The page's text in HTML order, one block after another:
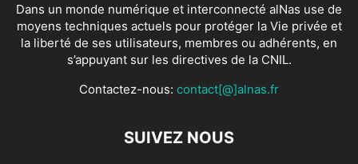
Dans un monde numérique et interconnecté alNas use de
moyens techniques actuels pour protéger la Vie privée et
la liberté de ses utilisateurs, membres ou adhérents, en
s’appuyant sur les directives de la CNIL.
Contactez-nous: contact[@]alnas.fr
SUIVEZ NOUS